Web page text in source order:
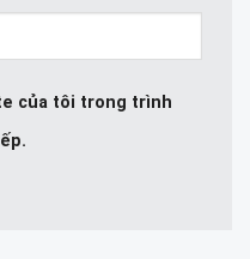
của tôi trong trình